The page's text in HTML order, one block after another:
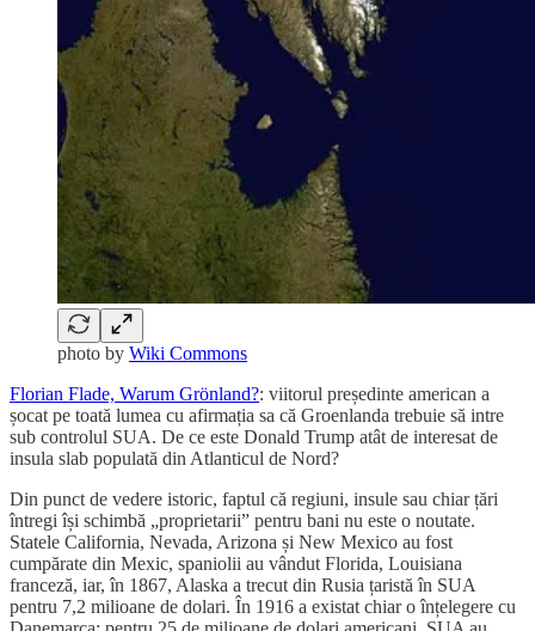
photo by Wiki Commons
Florian Flade, Warum Grönland?: viitorul președinte american a
șocat pe toată lumea cu afirmația sa că Groenlanda trebuie să intre
sub controlul SUA. De ce este Donald Trump atât de interesat de
insula slab populată din Atlanticul de Nord?
Din punct de vedere istoric, faptul că regiuni, insule sau chiar țări
întregi își schimbă „proprietarii” pentru bani nu este o noutate.
Statele California, Nevada, Arizona și New Mexico au fost
cumpărate din Mexic, spaniolii au vândut Florida, Louisiana
franceză, iar, în 1867, Alaska a trecut din Rusia țaristă în SUA
pentru 7,2 milioane de dolari. În 1916 a existat chiar o înțelegere cu